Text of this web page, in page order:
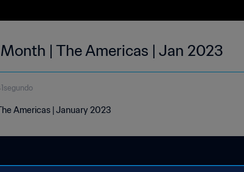
| The Americas | Jan 2023
Americas | January 2023